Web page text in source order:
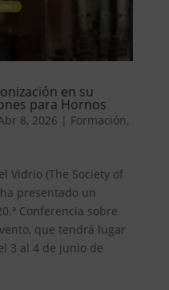
en su
para Hornos
8, 2026 | Formación,
Vidrio (The Society of
presentado un
Conferencia sobre
que tendrá lugar
3 al 4 de junio de